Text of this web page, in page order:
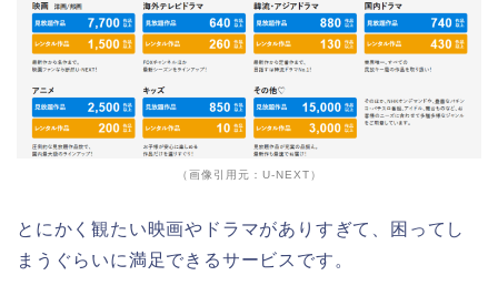
（画像引用元：U-NEXT）
とにかく観たい映画やドラマがありすぎて、困ってし
まうぐらいに満足できるサービスです。